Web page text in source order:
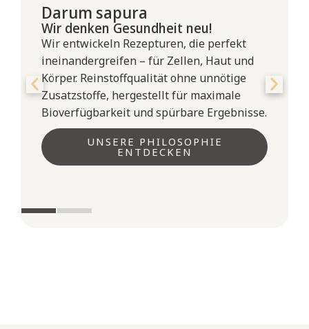
Schreibe die erste Bewertung für
„Lactoferrin Forte mit Vitamin C“
Du musstangemeldetsein, um eine Rezension
veröffentlichen zu können.
Darum sapura
Wir denken Gesundheit neu!
Wir entwickeln Rezepturen, die perfekt
ineinandergreifen – für Zellen, Haut und
Körper. Reinstoffqualität ohne unnötige
Zusatzstoffe, hergestellt für maximale
Bioverfügbarkeit und spürbare Ergebnisse.
UNSERE PHILOSOPHIE
ENTDECKEN